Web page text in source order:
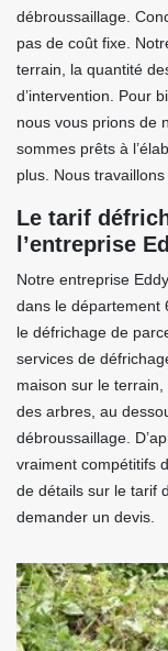
débroussaillage.
pas de coût fixe.
terrain, la quantité
d’intervention. Pour
nous vous prions de
sommes prêts à
plus. Nous
Le tarif
l’entreprise
Notre entreprise
dans le département
le défrichage de
services de
maison sur le
des arbres, au
débroussaillage.
vraiment compétitifs
de détails sur le tarif
demander un devis.